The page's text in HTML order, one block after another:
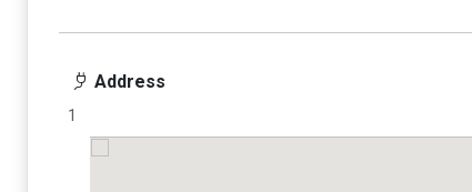
Address
1